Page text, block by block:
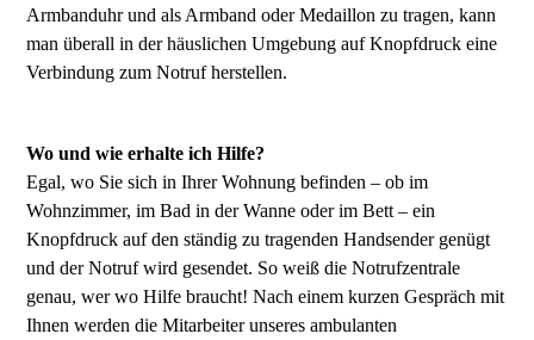
Armbanduhr und als Armband oder Medaillon zu tragen, kann
man überall in der häuslichen Umgebung auf Knopfdruck eine
Verbindung zum Notruf herstellen.
Wo und wie erhalte ich Hilfe?
Egal, wo Sie sich in Ihrer Wohnung befinden – ob im
Wohnzimmer, im Bad in der Wanne oder im Bett – ein
Knopfdruck auf den ständig zu tragenden Handsender genügt
und der Notruf wird gesendet. So weiß die Notrufzentrale
genau, wer wo Hilfe braucht! Nach einem kurzen Gespräch mit
Ihnen werden die Mitarbeiter unseres ambulanten